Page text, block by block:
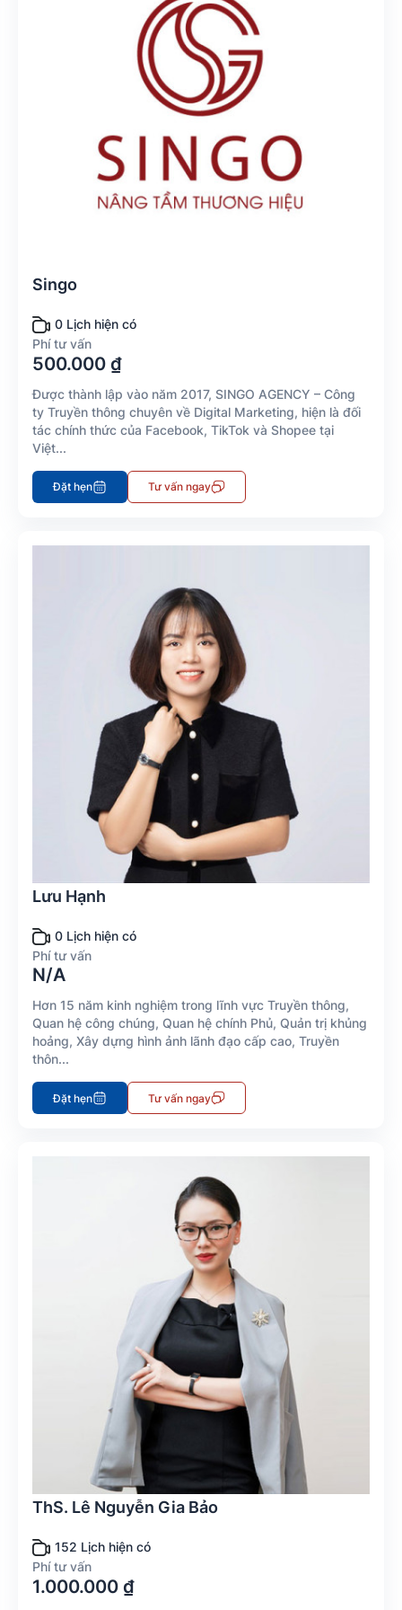
Singo
0 Lịch hiện có
Phí tư vấn
500.000 ₫
Được thành lập vào năm 2017, SINGO AGENCY – Công
ty Truyền thông chuyên về Digital Marketing, hiện là đối
tác chính thức của Facebook, TikTok và Shopee tại
Việt...
Đặt hẹn Tư vấn ngay
Lưu Hạnh
0 Lịch hiện có
Phí tư vấn
N/A
Hơn 15 năm kinh nghiệm trong lĩnh vực Truyền thông,
Quan hệ công chúng, Quan hệ chính Phủ, Quản trị khủng
hoảng, Xây dựng hình ảnh lãnh đạo cấp cao, Truyền
thôn...
Đặt hẹn Tư vấn ngay
ThS. Lê Nguyễn Gia Bảo
152 Lịch hiện có
Phí tư vấn
1.000.000 ₫